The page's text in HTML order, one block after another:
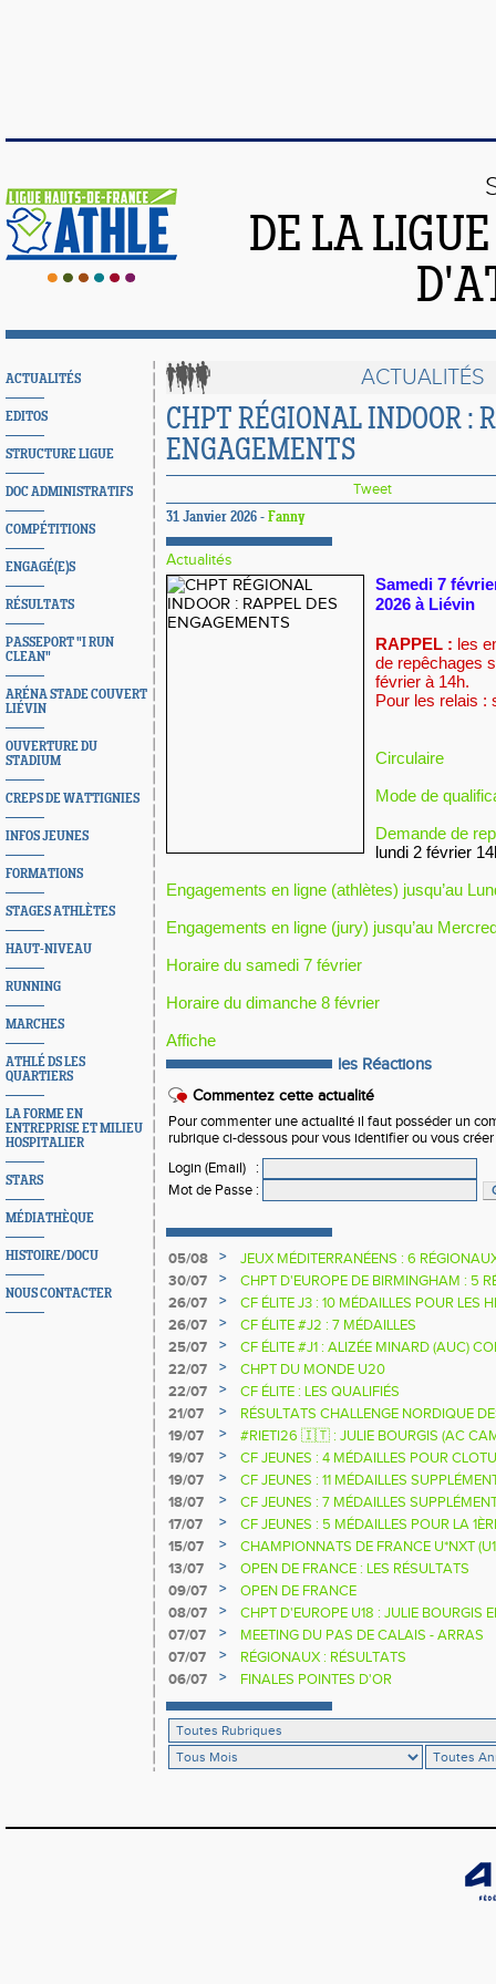
DE LA
ACTUALITÉS
EDITOS
STRUCTURE LIGUE
DOC ADMINISTRATIFS
COMPÉTITIONS
ENGAGÉ(E)S
RÉSULTATS
PASSEPORT "I RUN
CLEAN"
ARÉNA STADE COUVERT
LIÉVIN
OUVERTURE DU
STADIUM
CREPS DE WATTIGNIES
INFOS JEUNES
FORMATIONS
STAGES ATHLÈTES
HAUT-NIVEAU
RUNNING
MARCHES
ATHLÉ DS LES
QUARTIERS
LA FORME EN
ENTREPRISE ET MILIEU
HOSPITALIER
STARS
MÉDIATHÈQUE
HISTOIRE/DOCU
NOUS CONTACTER
ACTUALITÉS
CHPT RÉGIONAL INDOOR :
ENGAGEMENTS
Tweet
31 Janvier 2026 - Fanny
Actualités
Samedi 7
2026 à Liévin
RAPPEL : les
de repêchages
février à 14h.
Pour les relais :
Circulaire
Mode de
Demande de
lundi 2 février
Engagements en ligne (athlètes) jusqu’au
Engagements en ligne (jury) jusqu’au
Horaire du samedi 7 février
Horaire du dimanche 8 février
Affiche
les Réactions
Commentez cette actualité
Pour commenter une actualité il faut posséder un
rubrique ci-dessous pour vous identifier ou vous
Login (Email)
:
Mot de Passe :
05/08 >
JEUX MÉDITERRANÉENS : 6
30/07
>
CHPT D'EUROPE DE BIRMINGHAM : 5
26/07
>
CF ÉLITE J3 : 10 MÉDAILLES POUR LES
26/07
>
CF ÉLITE #J2 : 7 MÉDAILLES
25/07
>
CF ÉLITE #J1 : ALIZÉE MINARD (AUC)
NATIONALE
22/07 >
CHPT DU MONDE U20
22/07
>
CF ÉLITE : LES QUALIFIÉS
21/07
>
RÉSULTATS CHALLENGE NORDIQUE
2025 2026
19/07 >
#RIETI26 🇮🇹 : JULIE BOURGIS (AC
D'EUROPE U18 DE LA PERCHE
19/07 >
CF JEUNES : 4 MÉDAILLES POUR
19/07
>
CF JEUNES : 11 MÉDAILLES
18/07
>
CF JEUNES : 7 MÉDAILLES
17/07
>
CF JEUNES : 5 MÉDAILLES POUR LA
15/07
>
CHAMPIONNATS DE FRANCE U*NXT
13/07
>
OPEN DE FRANCE : LES RÉSULTATS
09/07
>
OPEN DE FRANCE
08/07
>
CHPT D'EUROPE U18 : JULIE BOURGIS
07/07
>
MEETING DU PAS DE CALAIS - ARRAS
07/07
>
RÉGIONAUX : RÉSULTATS
06/07
> FINALES POINTES D'OR